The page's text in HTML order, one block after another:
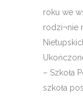
roku we
rodzi¬nie
– Szkoła
szkoła